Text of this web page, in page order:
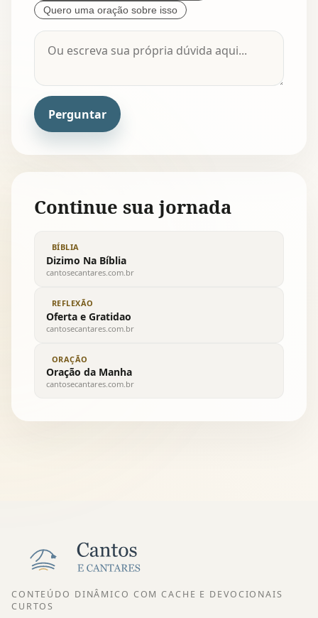
Quero uma oração sobre isso
Perguntar
Continue sua jornada
BÍBLIA
Dizimo Na Bíblia
cantosecantares.com.br
REFLEXÃO
Oferta e Gratidao
cantosecantares.com.br
ORAÇÃO
Oração da Manha
cantosecantares.com.br
CONTEÚDO DINÂMICO COM CACHE E DEVOCIONAIS
CURTOS